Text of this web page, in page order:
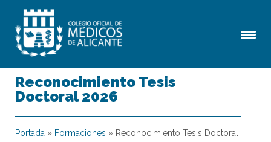
Reconocimiento Tesis
Doctoral 2026
Portada » Formaciones » Reconocimiento Tesis Doctoral